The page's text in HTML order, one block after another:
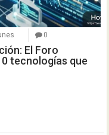
0
El Foro
tecnologías que